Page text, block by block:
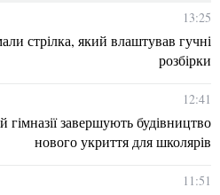
13:25
стрілка, який влаштував гучні
розбірки
12:41
гімназії завершують будівництво
нового укриття для школярів
11:51